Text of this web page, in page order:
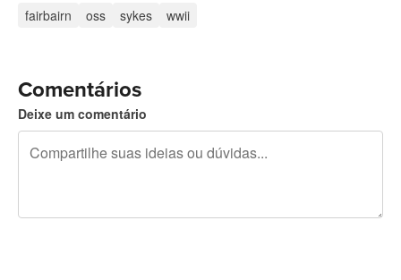
fairbairn oss sykes wwii
Comentários
Deixe um comentário